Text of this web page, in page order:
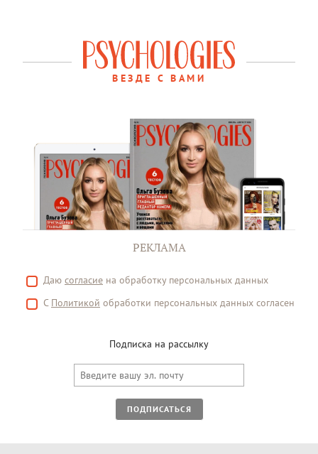
ВЕЗДЕ С ВАМИ
РЕКЛАМА
Даю согласие на обработку персональных данных
С Политикой обработки персональных данных согласен
Подписка на рассылку
ПОДПИСАТЬСЯ